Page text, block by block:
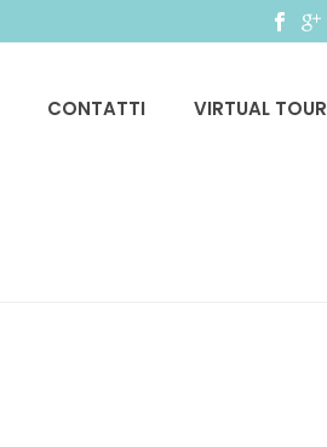
CONTATTI VIRTUAL TOUR